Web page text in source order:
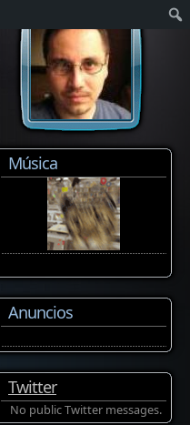
Música
Anuncios
Twitter
No public Twitter messages.